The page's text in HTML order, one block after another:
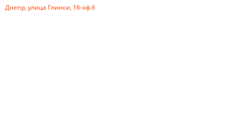
Днепр, улица Глинки, 16-оф.6